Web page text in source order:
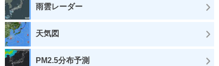
雨雲レーダー
天気図
PM2.5分布予測